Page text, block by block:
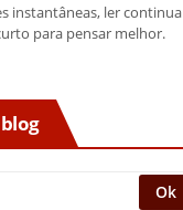
instantâneas, ler continua
para pensar melhor.